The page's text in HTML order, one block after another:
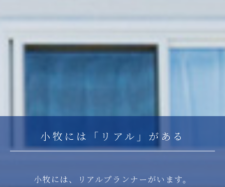
小 牧 に は 「 リ ア ル 」 が あ る
小牧には、 リ アルプ ラ ンナーがい ま す。